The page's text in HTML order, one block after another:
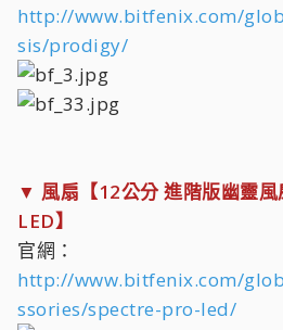
http://www.bitfenix.com/
sis/prodigy/
▼ 風扇【12公分 進階版幽靈
LED】
官網：
http://www.bitfenix.com/
ssories/spectre-pro-led/